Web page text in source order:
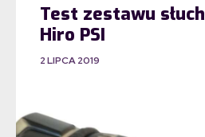
Test zestawu
Hiro PSI
2 LIPCA 2019